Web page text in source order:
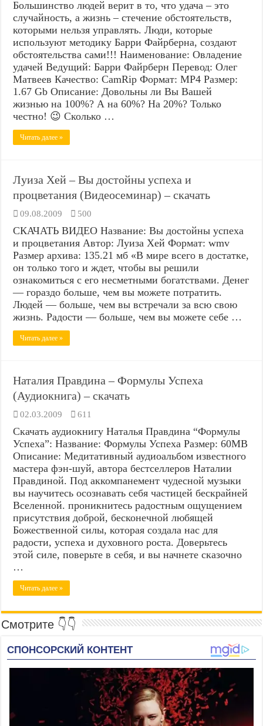
Большинство людей верит в то, что удача – это
случайность, а жизнь – стечение обстоятельств,
которыми нельзя управлять. Люди, которые
используют методику Барри Файрберна, создают
обстоятельства сами!!! Наименование: Овладение
удачей Ведущий: Барри Файрберн Перевод: Олег
Матвеев Качество: CamRip Формат: MP4 Размер:
1.67 Gb Описание: Довольны ли Вы Вашей
жизнью на 100%? А на 60%? На 20%? Только
честно! 😉 Сколько …
Читать далее »
Луиза Хей – Вы достойны успеха и
процветания (Видеосеминар) – скачать
09.08.2009 500
СКАЧАТЬ ВИДЕО Название: Вы достойны успеха
и процветания Автор: Луиза Хей Формат: wmv
Размер архива: 135.21 мб «В мире всего в достатке,
он только того и ждет, чтобы вы решили
ознакомиться с его несметными богатствами. Денег
— гораздо больше, чем вы можете потратить.
Людей — больше, чем вы встречали за всю свою
жизнь. Радости — больше, чем вы можете себе …
Читать далее »
Наталия Правдина – Формулы Успеха
(Аудиокнига) – скачать
02.03.2009 611
Скачать аудиокнигу Наталья Правдина “Формулы
Успеха”: Название: Формулы Успеха Размер: 60МВ
Описание: Медитативный аудиоальбом известного
мастера фэн-шуй, автора бестселлеров Наталии
Правдиной. Под аккомпанемент чудесной музыки
вы научитесь осознавать себя частицей бескрайней
Вселенной. проникнитесь радостным ощущением
присутствия доброй, бесконечной любящей
Божественной силы, которая создала нас для
радости, успеха и духовного роста. Доверьтесь
этой силе, поверьте в себя, и вы начнете сказочно
…
Читать далее »
Смотрите 👇👇